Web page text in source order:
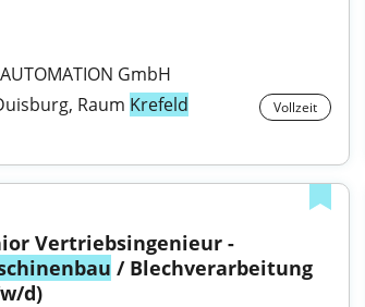
GmbH
Raum Krefeld Vollzeit
/ Blechverarbeitung
d)